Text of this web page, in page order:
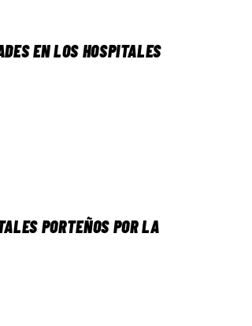
EN LOS HOSPITALES
PORTEÑOS POR LA